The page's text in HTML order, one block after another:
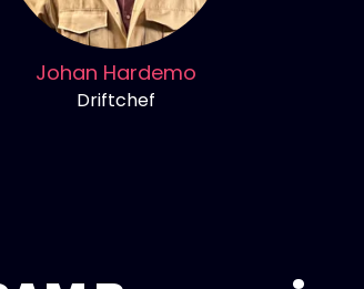
Johan Hardemo
Driftchef